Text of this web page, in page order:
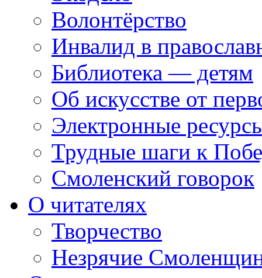
Волонтёрство
Инвалид в
Библиотека — детям
Об искусстве от
Электронные
Трудные шаги к
Смоленский говорок
О читателях
Творчество
Незрячие